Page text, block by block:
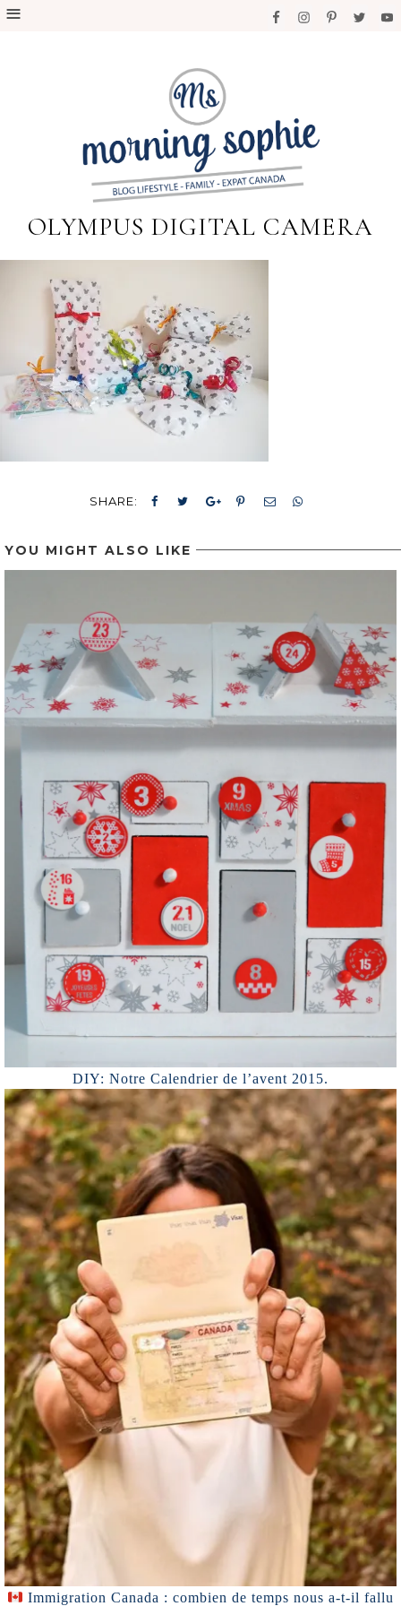
OLYMPUS DIGITAL CAMERA
SHARE:
YOU MIGHT ALSO LIKE
DIY: Notre Calendrier de l’avent 2015.
Immigration Canada : combien de temps nous a-t-il fallu